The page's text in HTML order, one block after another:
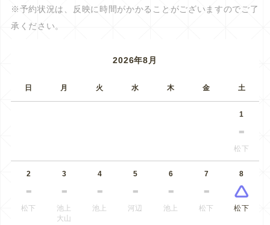
※予約状況は、反映に時間がかかることがございますのでご了
承ください。
2026年8月
日 月 火 水 木 金 土
1
松下
2
松下
3
池上
大山
4
池上
5
河辺
6
池上
7
松下
8
松下